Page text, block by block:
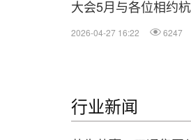
大会5月与各位相约
2026-04-27 16:22 6247
行业新闻